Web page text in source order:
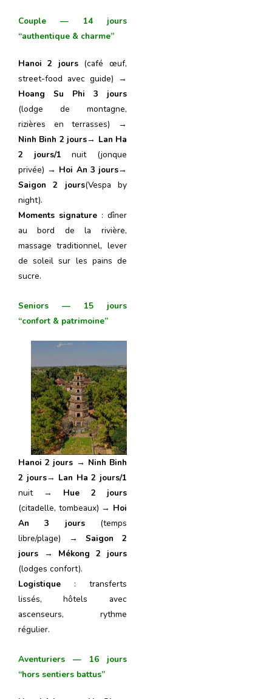
Couple — 14 jours
“authentique & charme”
Hanoi 2 jours(café œuf,
street-food avec guide) →
Hoang Su Phi 3 jours
(lodge de montagne,
rizières en terrasses) →
Ninh Binh 2 jours→ Lan Ha
2 jours/1nuit (jonque
privée) → Hoi An 3 jours→
Saigon 2 jours(Vespa by
night).
Moments signature: dîner
au bord de la rivière,
massage traditionnel, lever
de soleil sur les pains de
sucre.
Seniors — 15 jours
“confort & patrimoine”
Hanoi 2 jours → Ninh Binh
2 jours→ Lan Ha 2 jours/1
nuit → Hue 2 jours
(citadelle, tombeaux) → Hoi
An 3 jours(temps
libre/plage) →Saigon 2
jours → Mékong 2 jours
(lodges confort).
Logistique : transferts
lissés, hôtels avec
ascenseurs, rythme
régulier.
Aventuriers — 16 jours
“hors sentiers battus”